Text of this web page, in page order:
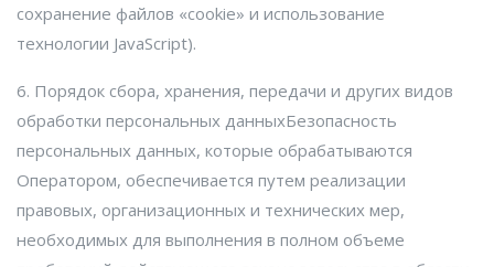
сохранение файлов «cookie» и использование
технологии JavaScript).
6. Порядок сбора, хранения, передачи и других видов
обработки персональных данныхБезопасность
персональных данных, которые обрабатываются
Оператором, обеспечивается путем реализации
правовых, организационных и технических мер,
необходимых для выполнения в полном объеме